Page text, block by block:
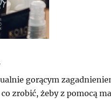
gorącym
zrobić, żeby z pomocą